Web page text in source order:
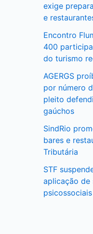
exige
e
Encontro
400
do turismo
AGERGS
por número
pleito
gaúchos
SindRio
bares e
Tributária
STF
aplicação de
psicossociais